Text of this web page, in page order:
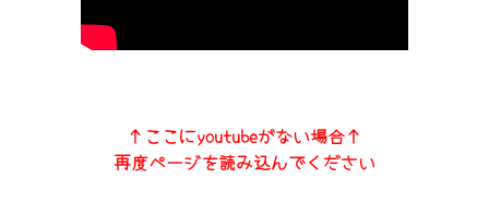
↑ここにyoutubeがない場合↑
再度ページを読み込んでください